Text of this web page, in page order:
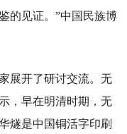
的见证。”中国民族博
开了研讨交流。无
，早在明清时期，无
燧是中国铜活字印刷